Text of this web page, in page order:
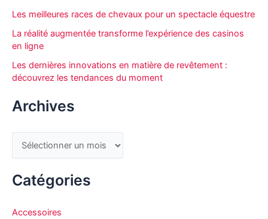
h
r
:
Les meilleures races de chevaux pour un spectacle équestre
La réalité augmentée transforme l’expérience des casinos
en ligne
Les dernières innovations en matière de revêtement :
découvrez les tendances du moment
Archives
r
c
Catégories
Accessoires